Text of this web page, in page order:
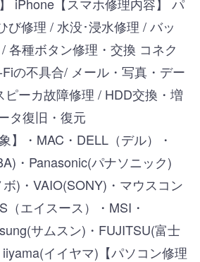
び修理 / 水没･浸水修理 / バッ
各種ボタン修理・交換 コネク
の不具合/ メール・写真・デー
ピーカ故障修理 / HDD交換・増
タ復旧・復元
】・MAC・DELL（デル）・
・Panasonic(パナソニック)
)・VAIO(SONY)・マウスコン
（エイスース）・MSI・
サムスン)・FUJITSU(富士
イイヤマ)【パソコン修理